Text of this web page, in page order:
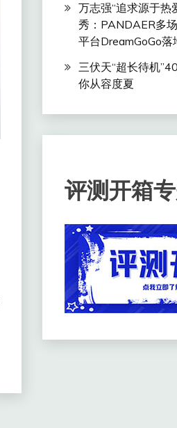
万志强“追求源于热
秀：PANDAER多
平台DreamGoGo落
三伏天“超长待机
你从容度夏
评测开箱